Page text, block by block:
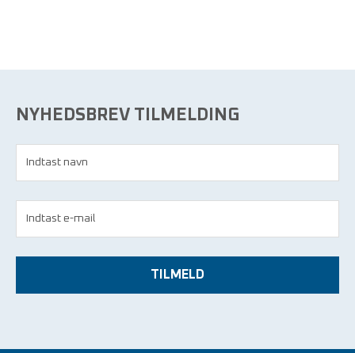
NYHEDSBREV TILMELDING
TILMELD